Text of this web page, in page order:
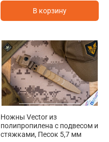
В корзину
Ножны Vector из
полипропилена с подвесом и
стяжками, Песок 5,7 мм